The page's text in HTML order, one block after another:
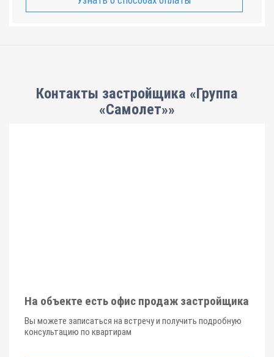
Контакты застройщика «Группа
«Самолет»»
На объекте есть офис продаж застройщика
Вы можете записаться на встречу и получить подробную
консультацию по квартирам